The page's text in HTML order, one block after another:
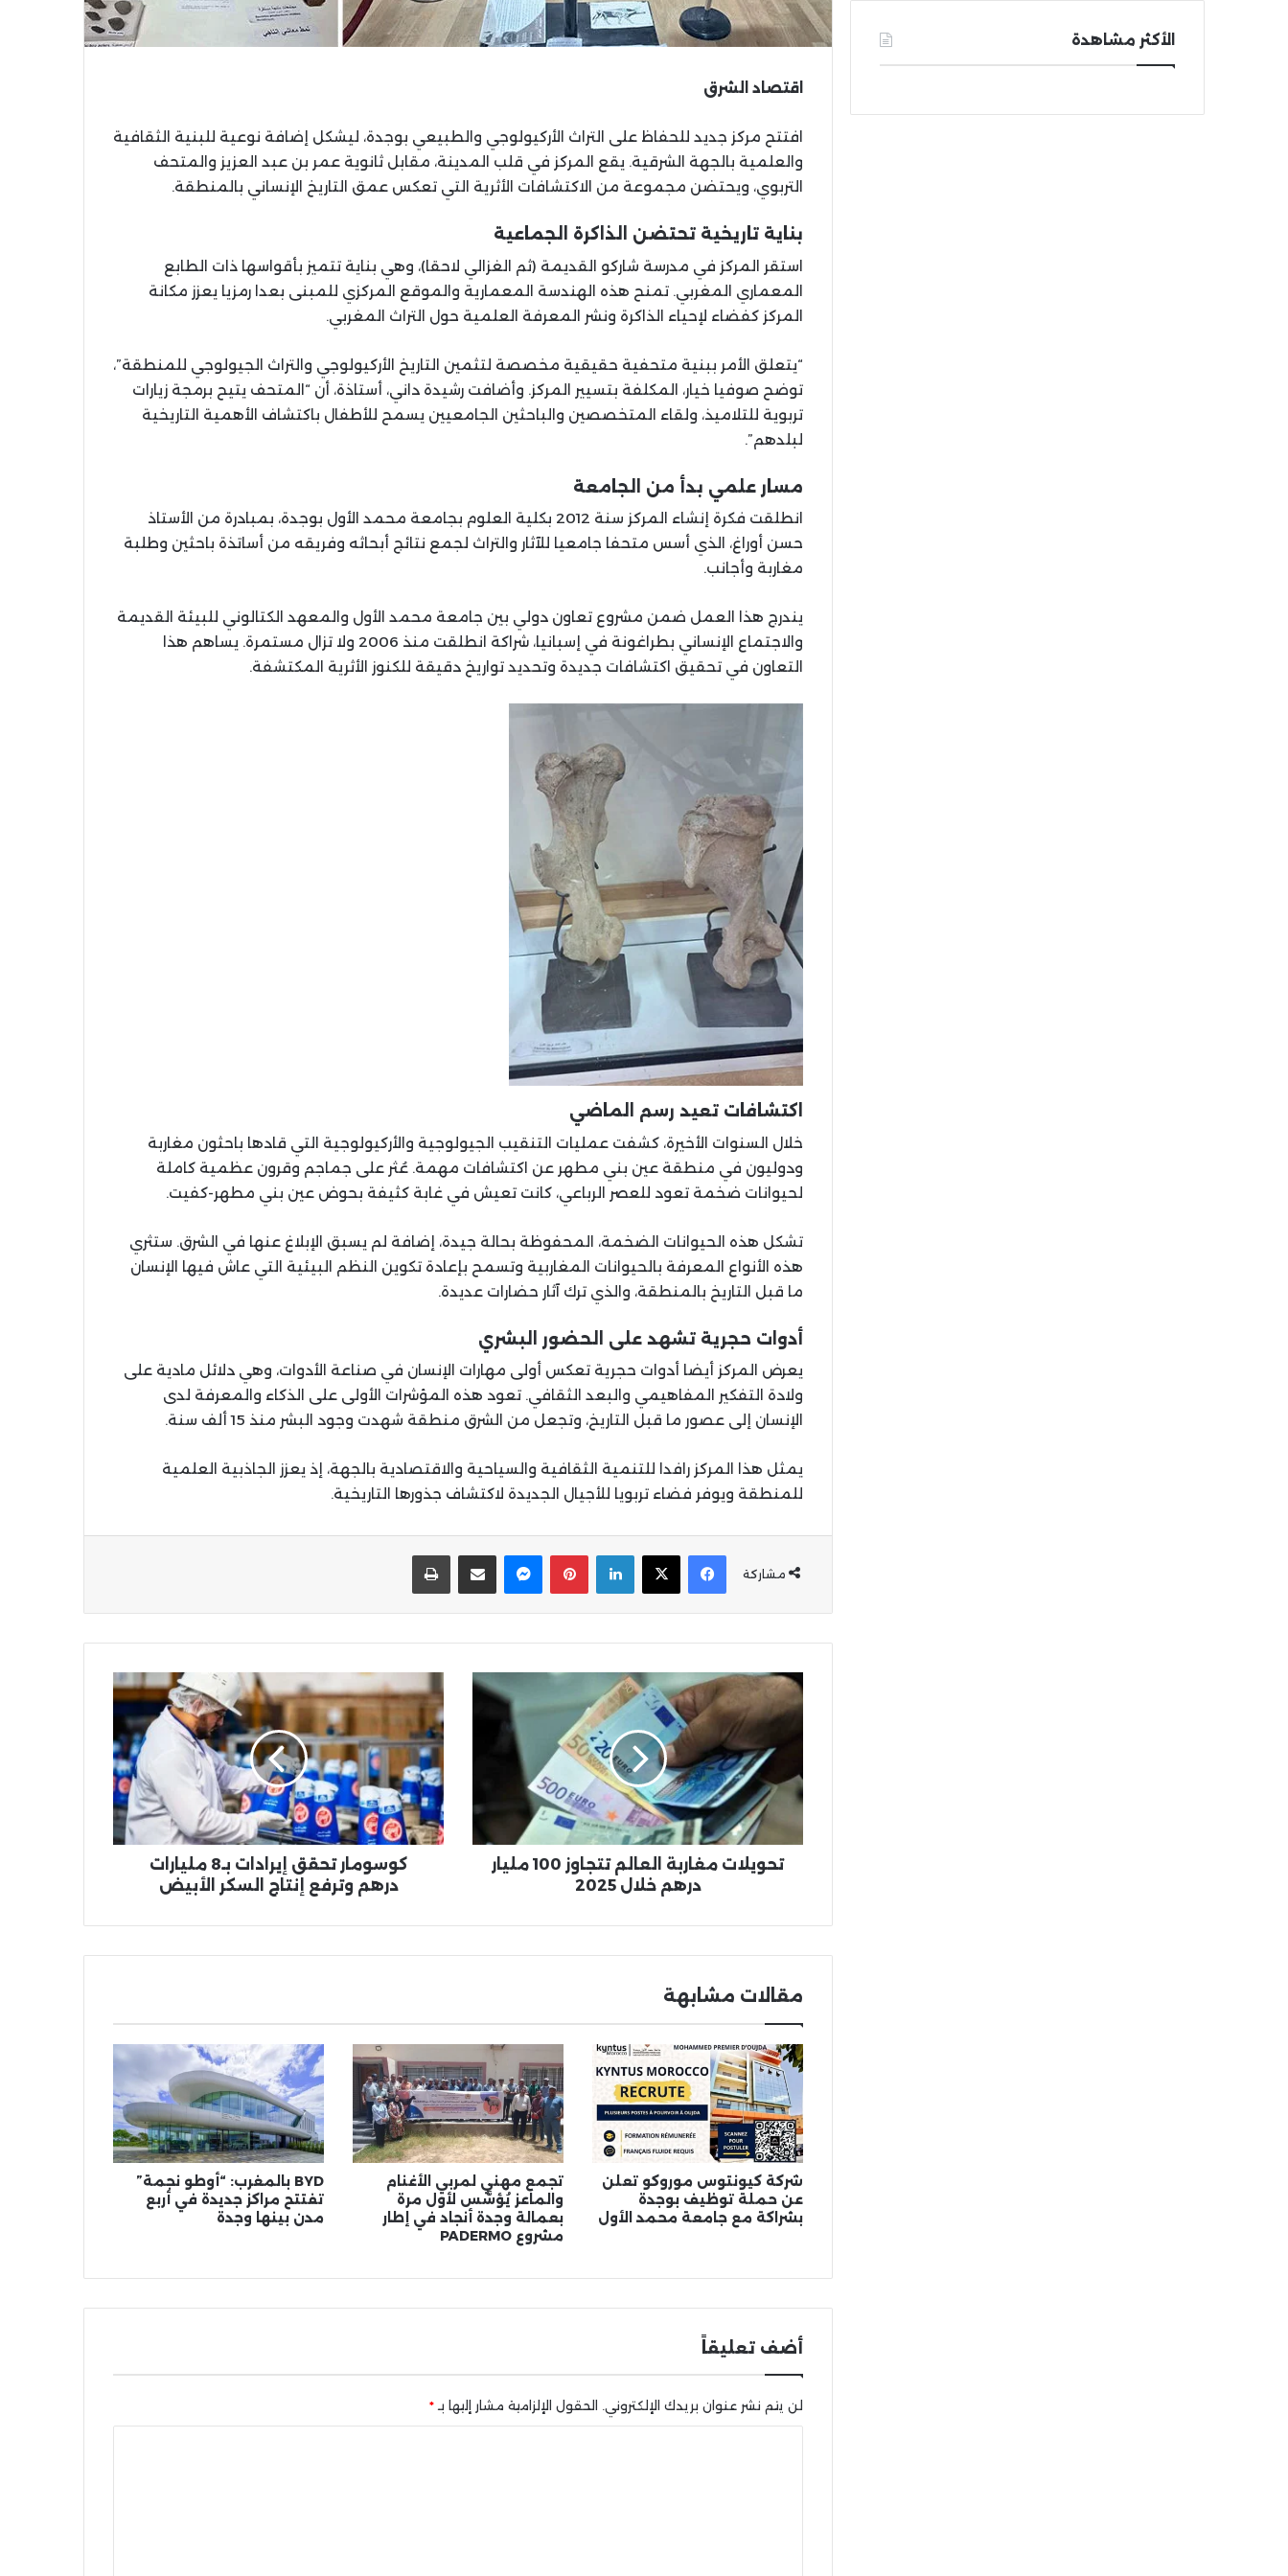
اقتصاد الشرق
افتتح مركز جديد للحفاظ على التراث الأركيولوجي والطبيعي بوجدة، ليشكل إضافة نوعية للبنية الثقافية
والعلمية بالجهة الشرقية. يقع المركز في قلب المدينة، مقابل ثانوية عمر بن عبد العزيز والمتحف
التربوي، ويحتضن مجموعة من الاكتشافات الأثرية التي تعكس عمق التاريخ الإنساني بالمنطقة.
بناية تاريخية تحتضن الذاكرة الجماعية
استقر المركز في مدرسة شاركو القديمة (ثم الغزالي لاحقا)، وهي بناية تتميز بأقواسها ذات الطابع
المعماري المغربي. تمنح هذه الهندسة المعمارية والموقع المركزي للمبنى بعدا رمزيا يعزز مكانة
المركز كفضاء لإحياء الذاكرة ونشر المعرفة العلمية حول التراث المغربي.
“يتعلق الأمر ببنية متحفية حقيقية مخصصة لتثمين التاريخ الأركيولوجي والتراث الجيولوجي للمنطقة”،
توضح صوفيا خيار، المكلفة بتسيير المركز. وأضافت رشيدة داني، أستاذة، أن “المتحف يتيح برمجة زيارات
تربوية للتلاميذ، ولقاء المتخصصين والباحثين الجامعيين يسمح للأطفال باكتشاف الأهمية التاريخية
لبلدهم”.
مسار علمي بدأ من الجامعة
انطلقت فكرة إنشاء المركز سنة 2012 بكلية العلوم بجامعة محمد الأول بوجدة، بمبادرة من الأستاذ
حسن أوراغ، الذي أسس متحفا جامعيا للآثار والتراث لجمع نتائج أبحاثه وفريقه من أساتذة باحثين وطلبة
مغاربة وأجانب.
يندرج هذا العمل ضمن مشروع تعاون دولي بين جامعة محمد الأول والمعهد الكتالوني للبيئة القديمة
والاجتماع الإنساني بطراغونة في إسبانيا، شراكة انطلقت منذ 2006 ولا تزال مستمرة. يساهم هذا
التعاون في تحقيق اكتشافات جديدة وتحديد تواريخ دقيقة للكنوز الأثرية المكتشفة.
اكتشافات تعيد رسم الماضي
خلال السنوات الأخيرة، كشفت عمليات التنقيب الجيولوجية والأركيولوجية التي قادها باحثون مغاربة
ودوليون في منطقة عين بني مطهر عن اكتشافات مهمة. عُثر على جماجم وقرون عظمية كاملة
لحيوانات ضخمة تعود للعصر الرباعي، كانت تعيش في غابة كثيفة بحوض عين بني مطهر-كفيت.
تشكل هذه الحيوانات الضخمة، المحفوظة بحالة جيدة، إضافة لم يسبق الإبلاغ عنها في الشرق. ستثري
هذه الأنواع المعرفة بالحيوانات المغاربية وتسمح بإعادة تكوين النظم البيئية التي عاش فيها الإنسان
ما قبل التاريخ بالمنطقة، والذي ترك آثار حضارات عديدة.
أدوات حجرية تشهد على الحضور البشري
يعرض المركز أيضا أدوات حجرية تعكس أولى مهارات الإنسان في صناعة الأدوات، وهي دلائل مادية على
ولادة التفكير المفاهيمي والبعد الثقافي. تعود هذه المؤشرات الأولى على الذكاء والمعرفة لدى
الإنسان إلى عصور ما قبل التاريخ، وتجعل من الشرق منطقة شهدت وجود البشر منذ 15 ألف سنة.
يمثل هذا المركز رافدا للتنمية الثقافية والسياحية والاقتصادية بالجهة، إذ يعزز الجاذبية العلمية
للمنطقة ويوفر فضاء تربويا للأجيال الجديدة لاكتشاف جذورها التاريخية.
مشاركة
Facebook
X
LinkedIn
Pinterest
Messengerالمشاركة عبر البريد الإلكترونياطبعها
تحويلات
مغاربة
العالم
مليار
درهم
خلال
2025
تحويلات مغاربة العالم تتجاوز 100 مليار
درهم خلال 2025
تحقق
إيرادات
بـ8
مليارات
درهم
وترفع
إنتاج
السكر
الأبيض
كوسومار تحقق إيرادات بـ8 مليارات
درهم وترفع إنتاج السكر الأبيض
مقالات مشابهة
شركة كيونتوس موروكو تعلن
عن حملة توظيف بوجدة
بشراكة مع جامعة محمد الأول
تجمع مهني لمربي الأغنام
والماعز يُؤسَّس لأول مرة
بعمالة وجدة أنجاد في إطار
مشروع PADERMO
BYD بالمغرب: “أوطو نجمة”
تفتتح مراكز جديدة في أربع
مدن بينها وجدة
أضف تعليقاً
لن يتم نشر عنوان بريدك الإلكتروني. الحقول الإلزامية مشار إليها بـ *
الأكثر مشاهدة